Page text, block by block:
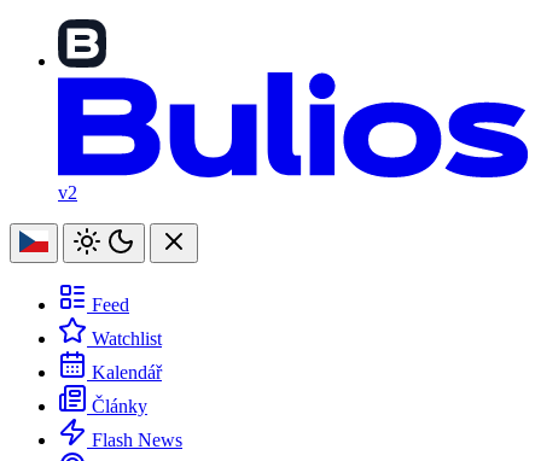
v2
Feed
Watchlist
Kalendář
Články
Flash News